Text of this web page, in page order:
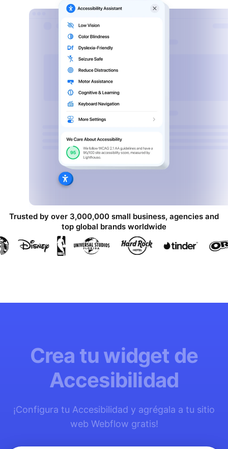
Trusted by over 3,000,000 small business, agencies and
top global brands worldwide
Crea tu widget de
Accesibilidad
¡Configura tu Accesibilidad y agrégala a tu sitio
web Webflow gratis!